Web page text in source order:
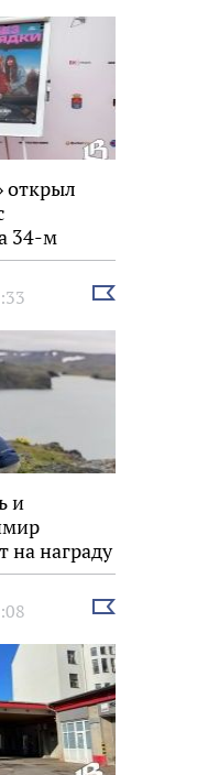
открыл
34-м
Выбрать
и
на награду
Выбрать